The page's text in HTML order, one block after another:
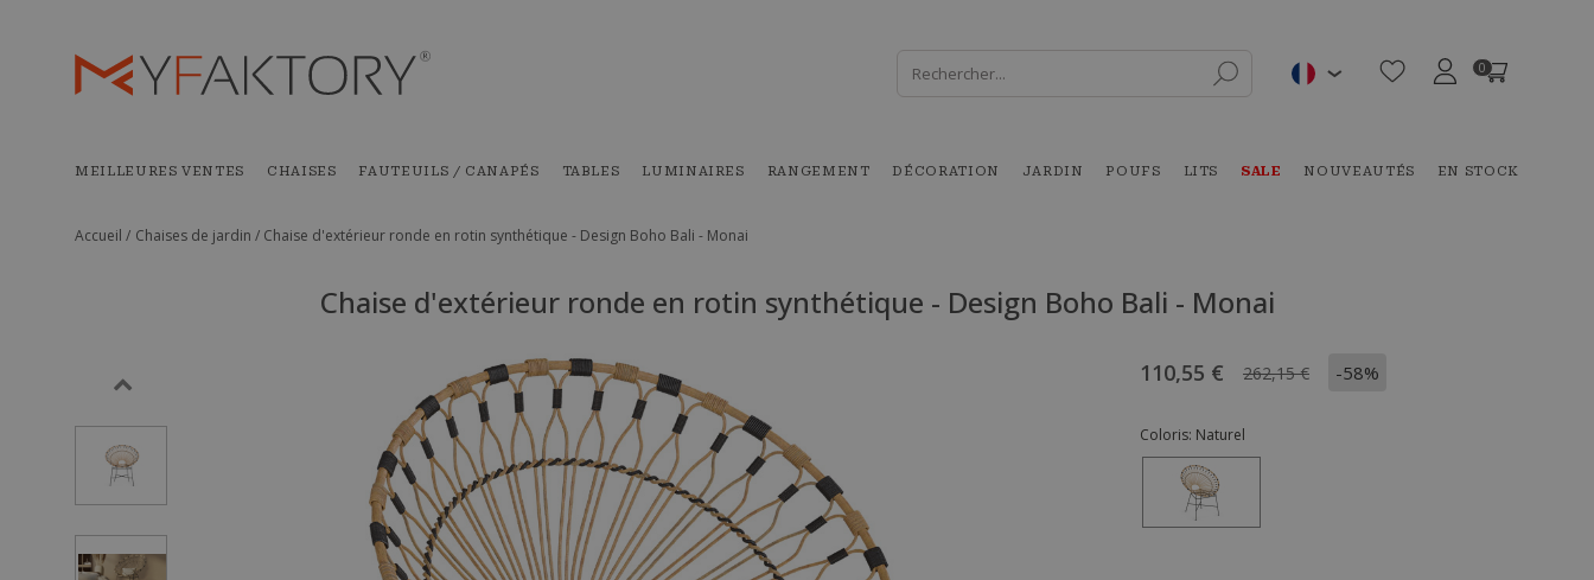
0
MEILLEURES VENTES CHAISES FAUTEUILS / CANAPÉS TABLES LUMINAIRES RANGEMENT DÉCORATION JARDIN POUFS LITS SALE NOUVEAUTÉS EN STOCK
Accueil / Chaises de jardin / Chaise d'extérieur ronde en rotin synthétique - Design Boho Bali - Monai
Chaise d'extérieur ronde en rotin synthétique - Design Boho Bali - Monai
110,55 € 262,15 € -58%
Coloris: Naturel